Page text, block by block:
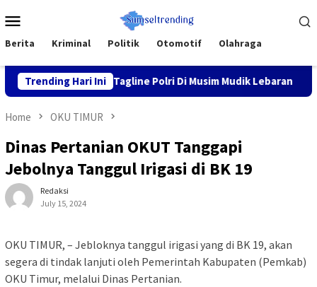
to
contentMenu
Berita Kriminal Politik Otomotif Olahraga
Trending Hari Ini
Nyaman” Tagline Polri Di Musim Mudik Lebaran
Home OKU TIMUR
Dinas Pertanian OKUT Tanggapi
Jebolnya Tanggul Irigasi di BK 19
Redaksi
July 15, 2024
OKU TIMUR, – Jebloknya tanggul irigasi yang di BK 19, akan
segera di tindak lanjuti oleh Pemerintah Kabupaten (Pemkab)
OKU Timur, melalui Dinas Pertanian.